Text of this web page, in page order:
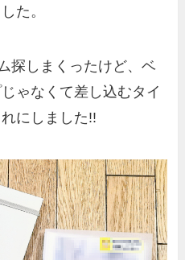
た。
探しまくったけど、ベ
ゃなくて差し込むタイ
にしました!!